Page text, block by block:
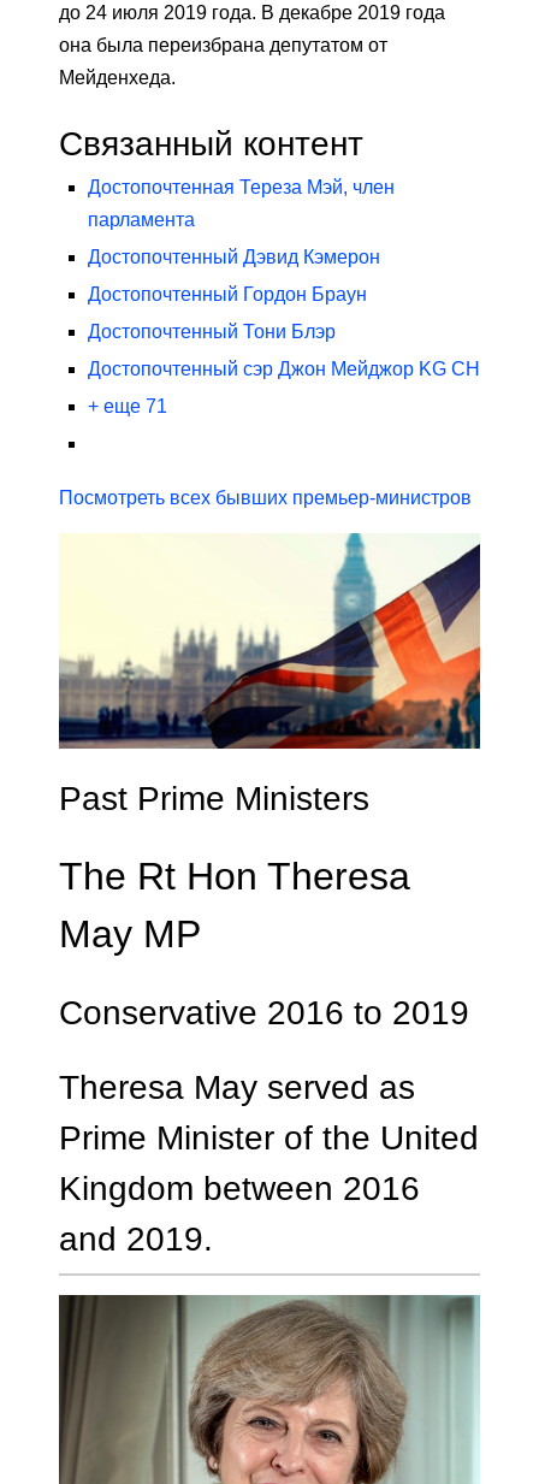
до 24 июля 2019 года. В декабре 2019 года
она была переизбрана депутатом от
Мейденхеда.
Связанный контент
Достопочтенная Тереза ​​Мэй, член
парламента
Достопочтенный Дэвид Кэмерон
Достопочтенный Гордон Браун
Достопочтенный Тони Блэр
Достопочтенный сэр Джон Мейджор KG CH
+ еще 71
Посмотреть всех бывших премьер-министров
Past Prime Ministers
The Rt Hon Theresa
May MP
Conservative 2016 to 2019
Theresa May served as
Prime Minister of the United
Kingdom between 2016
and 2019.